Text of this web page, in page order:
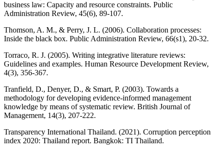
business law: Capacity and resource constraints. Public
Administration Review, 45(6), 89-107.
Thomson, A. M., & Perry, J. L. (2006). Collaboration processes:
Inside the black box. Public Administration Review, 66(s1), 20-32.
Torraco, R. J. (2005). Writing integrative literature reviews:
Guidelines and examples. Human Resource Development Review,
4(3), 356-367.
Tranfield, D., Denyer, D., & Smart, P. (2003). Towards a
methodology for developing evidence‐informed management
knowledge by means of systematic review. British Journal of
Management, 14(3), 207-222.
Transparency International Thailand. (2021). Corruption perception
index 2020: Thailand report. Bangkok: TI Thailand.